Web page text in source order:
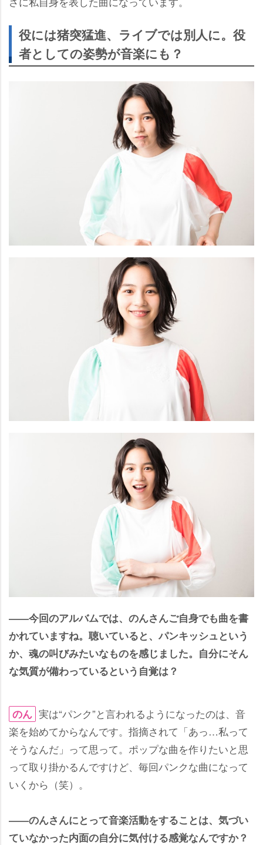
役には猪突猛進、ライブでは別人に。役
者としての姿勢が音楽にも？
――今回のアルバムでは、のんさんご自身でも曲を書
かれていますね。聴いていると、パンキッシュという
か、魂の叫びみたいなものを感じました。自分にそん
な気質が備わっているという自覚は？
のん 実は“パンク”と言われるようになったのは、音
楽を始めてからなんです。指摘されて「あっ…私って
そうなんだ」って思って。ポップな曲を作りたいと思
って取り掛かるんですけど、毎回パンクな曲になって
いくから（笑）。
――のんさんにとって音楽活動をすることは、気づい
ていなかった内面の自分に気付ける感覚なんですか？